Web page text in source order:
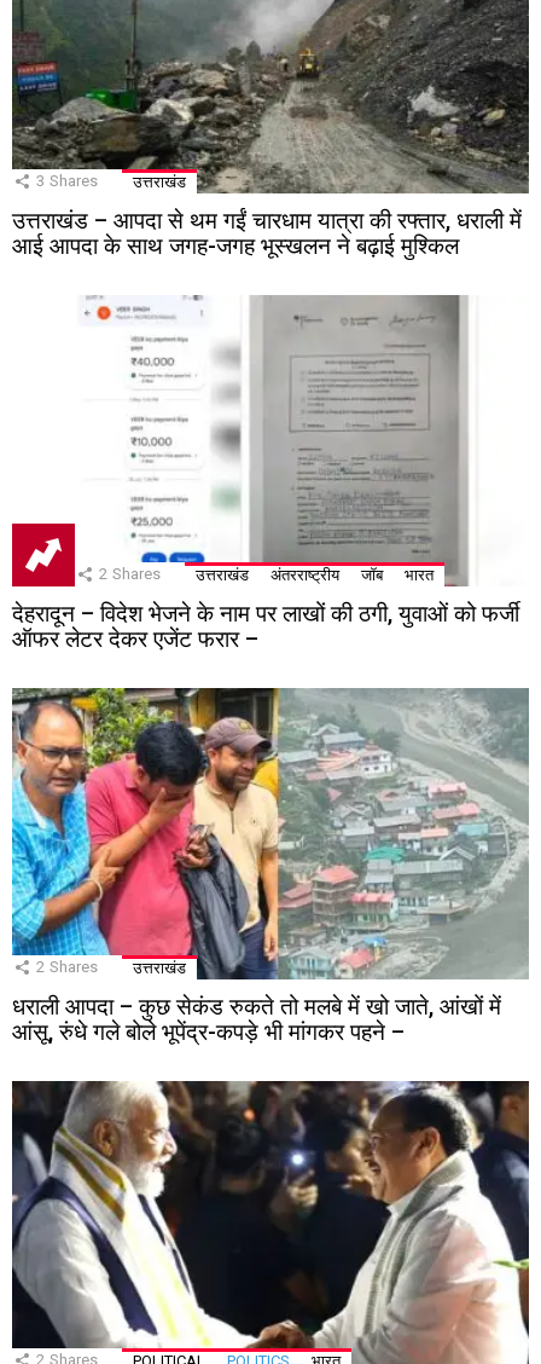
3 Shares उत्तराखंड
उत्तराखंड – आपदा से थम गईं चारधाम यात्रा की रफ्तार, धराली में
आई आपदा के साथ जगह-जगह भूस्खलन ने बढ़ाई मुश्किल
2 Shares उत्तराखंड अंतरराष्ट्रीय जॉब भारत
देहरादून – विदेश भेजने के नाम पर लाखों की ठगी, युवाओं को फर्जी
ऑफर लेटर देकर एजेंट फरार –
2 Shares उत्तराखंड
धराली आपदा – कुछ सेकंड रुकते तो मलबे में खो जाते, आंखों में
आंसू, रुंधे गले बोले भूपेंद्र-कपड़े भी मांगकर पहने –
2 Shares